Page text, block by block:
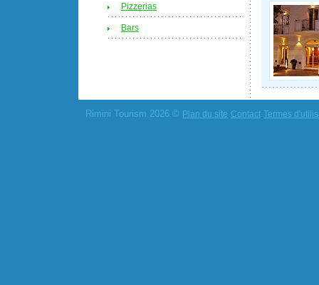
Pizzerias
Bars
Rimini Tourism 2026 © Plan du site Contact Termes